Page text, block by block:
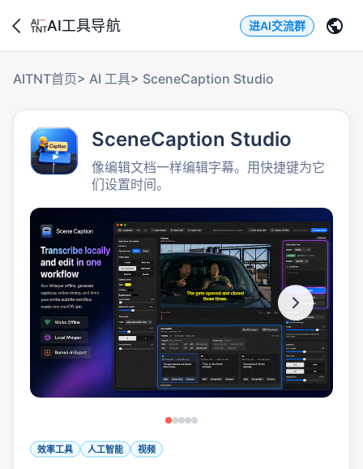
AI工具导航 进AI交流群
AITNT首页> AI 工具> SceneCaption Studio
SceneCaption Studio
像编辑文档一样编辑字幕。用快捷键为它
们设置时间。
效率工具 人工智能 视频